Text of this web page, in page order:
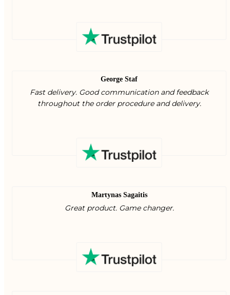
George Staf
Fast delivery. Good communication and feedback
throughout the order procedure and delivery.
Martynas Sagaitis
Great product. Game changer.